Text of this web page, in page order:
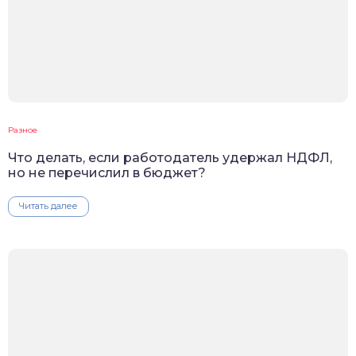
Разное
Что делать, если работодатель удержал НДФЛ,
но не перечислил в бюджет?
Читать далее